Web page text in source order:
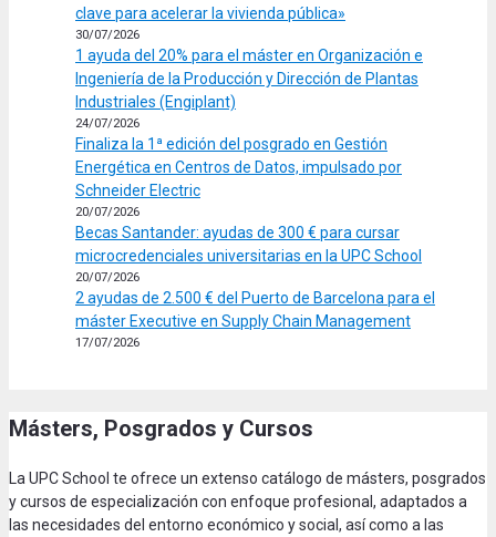
clave para acelerar la vivienda pública»
30/07/2026
1 ayuda del 20% para el máster en Organización e
Ingeniería de la Producción y Dirección de Plantas
Industriales (Engiplant)
24/07/2026
Finaliza la 1ª edición del posgrado en Gestión
Energética en Centros de Datos, impulsado por
Schneider Electric
20/07/2026
Becas Santander: ayudas de 300 € para cursar
microcredenciales universitarias en la UPC School
20/07/2026
2 ayudas de 2.500 € del Puerto de Barcelona para el
máster Executive en Supply Chain Management
17/07/2026
Másters, Posgrados y Cursos
La UPC School te ofrece un extenso catálogo de másters, posgrados
y cursos de especialización con enfoque profesional, adaptados a
las necesidades del entorno económico y social, así como a las